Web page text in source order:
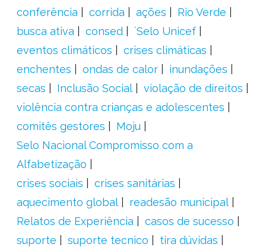
conferência
corrida ações
Rio Verde
busca ativa
consed
´Selo Unicef
eventos climáticos
crises climáticas
enchentes
ondas de calor
inundações
secas
Inclusão Social
violação de direitos
violência contra crianças e adolescentes
comitês gestores
Moju
Selo Nacional Compromisso com a
Alfabetização
crises sociais
crises sanitárias
aquecimento global
readesão municipal
Relatos de Experiência
casos de sucesso
suporte
suporte tecnico
tira dúvidas